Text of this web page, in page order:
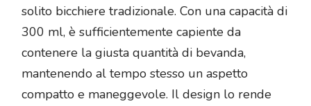
solito bicchiere tradizionale. Con una capacità di
300 ml, è sufficientemente capiente da
contenere la giusta quantità di bevanda,
mantenendo al tempo stesso un aspetto
compatto e maneggevole. Il design lo rende